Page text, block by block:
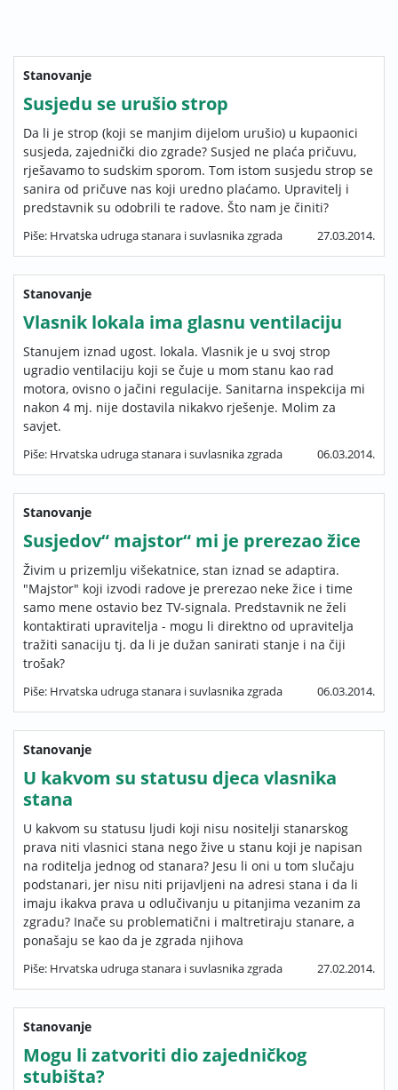
Stanovanje
Susjedu se urušio strop
Da li je strop (koji se manjim dijelom urušio) u kupaonici
susjeda, zajednički dio zgrade? Susjed ne plaća pričuvu,
rješavamo to sudskim sporom. Tom istom susjedu strop se
sanira od pričuve nas koji uredno plaćamo. Upravitelj i
predstavnik su odobrili te radove. Što nam je činiti?
Piše: Hrvatska udruga stanara i suvlasnika zgrada 27.03.2014.
Stanovanje
Vlasnik lokala ima glasnu ventilaciju
Stanujem iznad ugost. lokala. Vlasnik je u svoj strop
ugradio ventilaciju koji se čuje u mom stanu kao rad
motora, ovisno o jačini regulacije. Sanitarna inspekcija mi
nakon 4 mj. nije dostavila nikakvo rješenje. Molim za
savjet.
Piše: Hrvatska udruga stanara i suvlasnika zgrada 06.03.2014.
Stanovanje
Susjedov“ majstor“ mi je prerezao žice
Živim u prizemlju višekatnice, stan iznad se adaptira.
"Majstor" koji izvodi radove je prerezao neke žice i time
samo mene ostavio bez TV-signala. Predstavnik ne želi
kontaktirati upravitelja - mogu li direktno od upravitelja
tražiti sanaciju tj. da li je dužan sanirati stanje i na čiji
trošak?
Piše: Hrvatska udruga stanara i suvlasnika zgrada 06.03.2014.
Stanovanje
U kakvom su statusu djeca vlasnika
stana
U kakvom su statusu ljudi koji nisu nositelji stanarskog
prava niti vlasnici stana nego žive u stanu koji je napisan
na roditelja jednog od stanara? Jesu li oni u tom slučaju
podstanari, jer nisu niti prijavljeni na adresi stana i da li
imaju ikakva prava u odlučivanju u pitanjima vezanim za
zgradu? Inače su problematični i maltretiraju stanare, a
ponašaju se kao da je zgrada njihova
Piše: Hrvatska udruga stanara i suvlasnika zgrada 27.02.2014.
Stanovanje
Mogu li zatvoriti dio zajedničkog
stubišta?